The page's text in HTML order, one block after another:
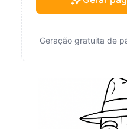
Geração gratuita de